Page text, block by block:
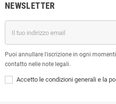
NEWSLETTER
Puoi annullare l'iscrizione in ogni
contatto nelle note legali.
Accetto le condizioni generali e la